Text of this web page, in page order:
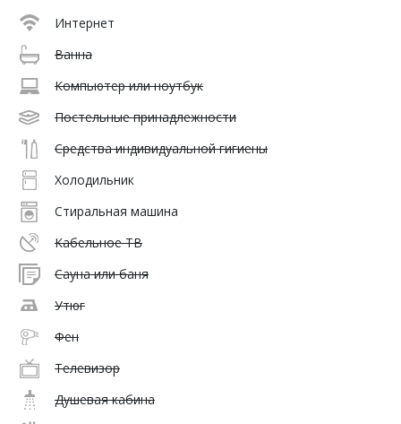
Интернет
Ванна
Компьютер или ноутбук
Постельные принадлежности
Средства индивидуальной гигиены
Холодильник
Стиральная машина
Кабельное ТВ
Сауна или баня
Утюг
Фен
Телевизор
Душевая кабина